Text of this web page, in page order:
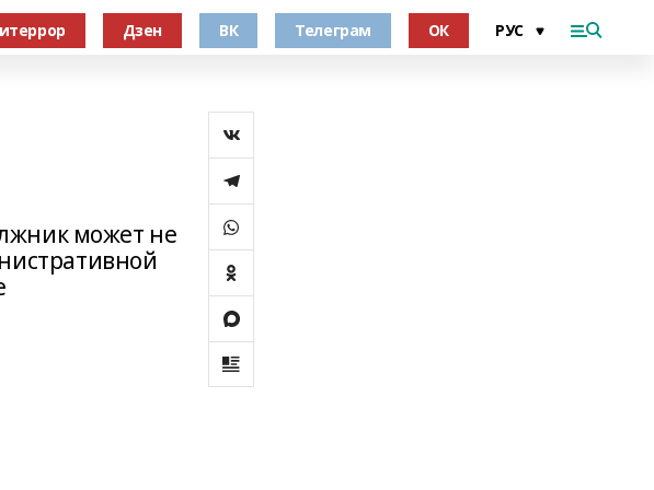
Дзен ВК Телеграм ОК
может не